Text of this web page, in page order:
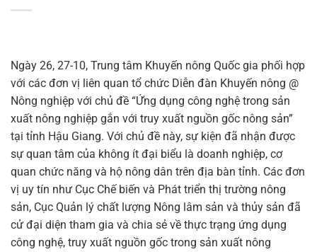
Ngày 26, 27-10, Trung tâm Khuyến nông Quốc gia phối hợp
với các đơn vị liên quan tổ chức Diễn đàn Khuyến nông @
Nông nghiệp với chủ đề “Ứng dụng công nghệ trong sản
xuất nông nghiệp gắn với truy xuất nguồn gốc nông sản”
tại tỉnh Hậu Giang. Với chủ đề này, sự kiện đã nhận được
sự quan tâm của không ít đại biểu là doanh nghiệp, cơ
quan chức năng và hộ nông dân trên địa bàn tỉnh. Các đơn
vị uy tín như Cục Chế biến và Phát triển thị trường nông
sản, Cục Quản lý chất lượng Nông lâm sản và thủy sản đã
cử đại diện tham gia và chia sẻ về thực trạng ứng dụng
công nghệ, truy xuất nguồn gốc trong sản xuất nông